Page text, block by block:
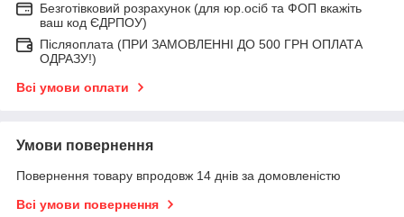
Безготівковий розрахунок (для юр.осіб та ФОП вкажіть
ваш код ЄДРПОУ)
Післяоплата (ПРИ ЗАМОВЛЕННІ ДО 500 ГРН ОПЛАТА
ОДРАЗУ!)
Всі умови оплати
Умови повернення
Повернення товару впродовж 14 днів за домовленістю
Всі умови повернення